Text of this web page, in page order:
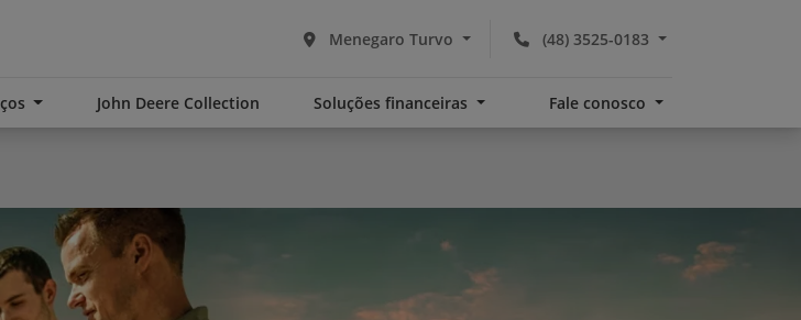
(48) 3525-0183
Menegaro Turvo
John Deere Collection Soluções financeiras Fale conosco